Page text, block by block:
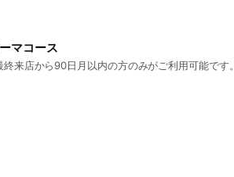
マコース
終来店から90日月以内の方のみがご利用可能です。